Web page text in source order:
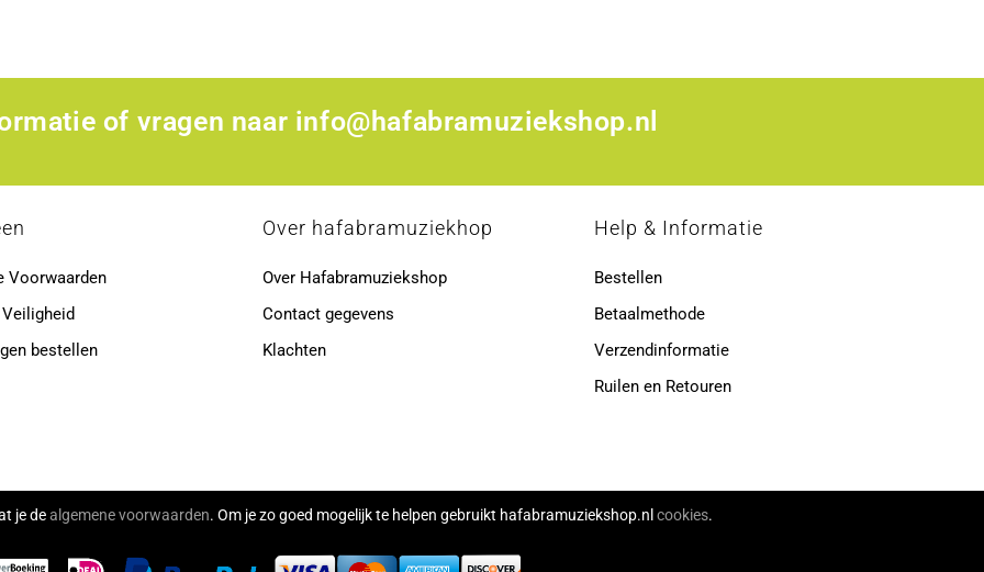
of vragen naar info@hafabramuziekshop.nl
Voorwaarden
bestellen
Over hafabramuziekhop
Over Hafabramuziekshop
Contact gegevens
Klachten
Help & Informatie
Bestellen
Betaalmethode
Verzendinformatie
Ruilen en Retouren
je dealgemene voorwaarden. Om je zo goed mogelijk te helpen gebruikt hafabramuziekshop.nl cookies.